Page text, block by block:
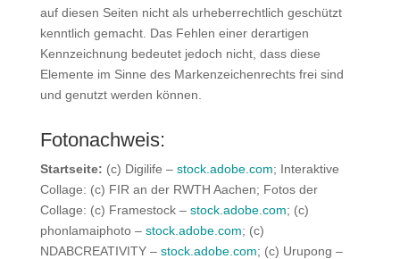
auf diesen Seiten nicht als urheberrechtlich geschützt
kenntlich gemacht. Das Fehlen einer derartigen
Kennzeichnung bedeutet jedoch nicht, dass diese
Elemente im Sinne des Markenzeichenrechts frei sind
und genutzt werden können.
Fotonachweis:
Startseite: (c) Digilife – stock.adobe.com; Interaktive
Collage: (c) FIR an der RWTH Aachen; Fotos der
Collage: (c) Framestock – stock.adobe.com; (c)
phonlamaiphoto – stock.adobe.com; (c)
NDABCREATIVITY – stock.adobe.com; (c) Urupong –